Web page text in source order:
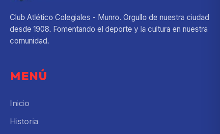
Club Atlético Colegiales - Munro. Orgullo de nuestra ciudad
desde 1908. Fomentando el deporte y la cultura en nuestra
comunidad.
MENÚ
Inicio
Historia